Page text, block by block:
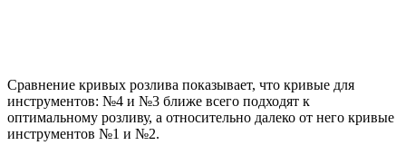
Сравнение кривых розлива показывает, что кривые для
инструментов: №4 и №3 ближе всего подходят к
оптимальному розливу, а относительно далеко от него кривые
инструментов №1 и №2.